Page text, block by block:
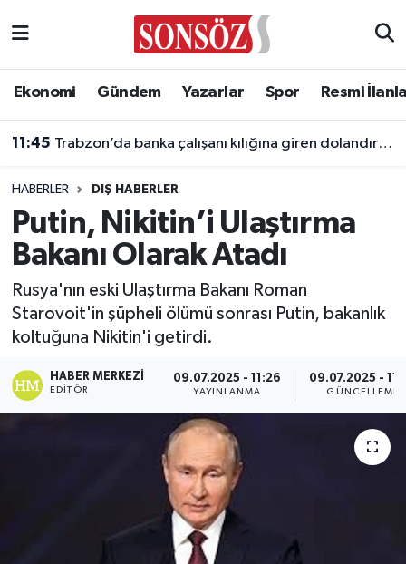
Ekonomi Gündem Yazarlar Spor Resmi
11:45 Trabzon’da banka çalışanı kılığına giren dolandırıcılık şebekesine operasyon: 5 tutuklama
HABERLER DIŞ HABERLER
Putin, Nikitin’i Ulaştırma
Bakanı Olarak Atadı
Rusya'nın eski Ulaştırma Bakanı Roman
Starovoit'in şüpheli ölümü sonrası Putin, bakanlık
koltuğuna Nikitin'i getirdi.
HABER MERKEZI
EDITÖR
09.07.2025 - 11:26
YAYINLANMA
09.07.2025 -
GÜNCELLEME
Asayiş
Biyografi
Çevre
Diğer
Dünya
Eğitim
Ankara Nöbetçi Eczaneler
Ankara Trafik Yoğunluk Haritası
Süper Lig Puan Durumu ve Fikstür
Tüm Manşetler
Son Dakika Haberleri
Haber Arşivi